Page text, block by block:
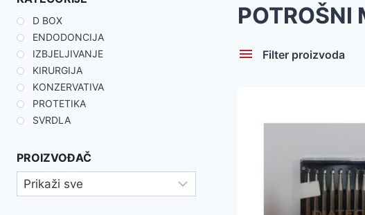
POTROŠNI
Filter proizvoda
D BOX
ENDODONCIJA
IZBJELJIVANJE
KIRURGIJA
KONZERVATIVA
PROTETIKA
SVRDLA
PROIZVOĐAČ